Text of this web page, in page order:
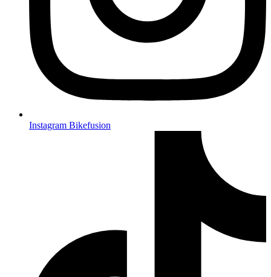
Instagram Bikefusion